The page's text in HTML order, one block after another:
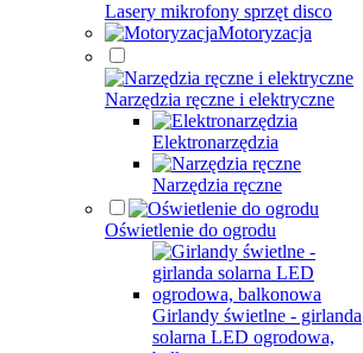
Lasery mikrofony sprzęt disco
Motoryzacja
Narzędzia ręczne i elektryczne
Elektronarzędzia
Narzędzia ręczne
Oświetlenie do ogrodu
Girlandy świetlne - girlanda
solarna LED ogrodowa,